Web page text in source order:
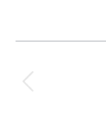
navigation